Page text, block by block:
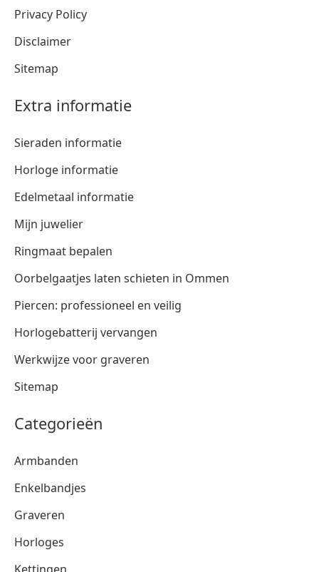
Privacy Policy
Disclaimer
Sitemap
Extra informatie
Sieraden informatie
Horloge informatie
Edelmetaal informatie
Mijn juwelier
Ringmaat bepalen
Oorbelgaatjes laten schieten in Ommen
Piercen: professioneel en veilig
Horlogebatterij vervangen
Werkwijze voor graveren
Sitemap
Categorieën
Armbanden
Enkelbandjes
Graveren
Horloges